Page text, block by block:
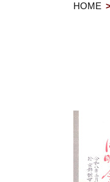
HOME